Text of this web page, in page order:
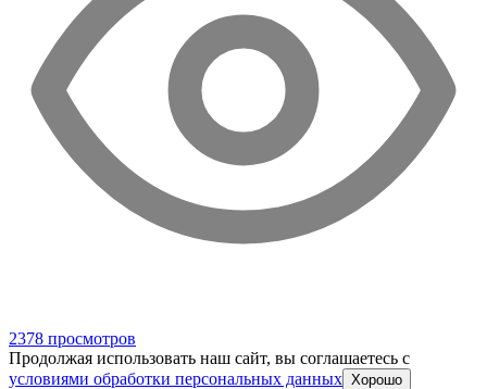
2378 просмотров
Продолжая использовать наш сайт, вы соглашаетесь c
условиями обработки персональных данных Хорошо